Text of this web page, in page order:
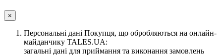
×
Персональні дані Покупця, що обробляються на онлайн-
майданчику TALES.UA:
загальні дані для приймання та виконання замовлень